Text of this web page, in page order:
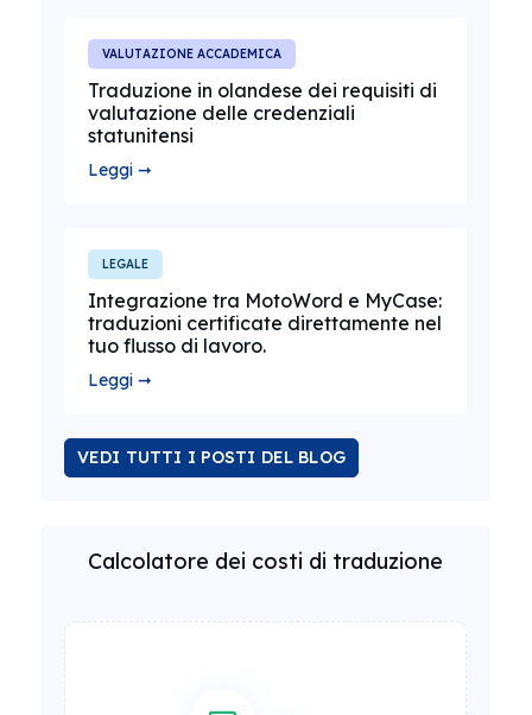
VALUTAZIONE ACCADEMICA
Traduzione in olandese dei requisiti di
valutazione delle credenziali
statunitensi
Leggi ➞
LEGALE
Integrazione tra MotoWord e MyCase:
traduzioni certificate direttamente nel
tuo flusso di lavoro.
Leggi ➞
VEDI TUTTI I POSTI DEL BLOG
Calcolatore dei costi di traduzione